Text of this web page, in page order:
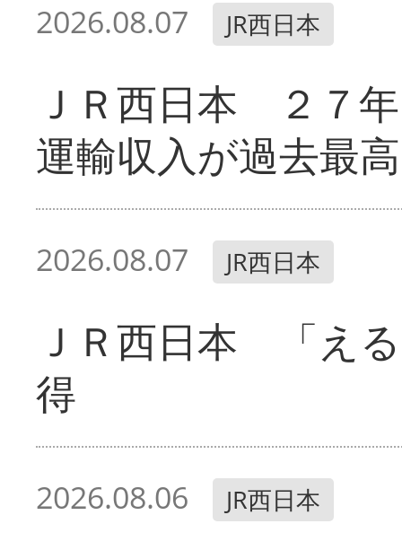
2026.08.07 JR西日本
ＪＲ西日本 ２７
運輸収入が過去最高
2026.08.07 JR西日本
ＪＲ西日本 「え
得
2026.08.06 JR西日本